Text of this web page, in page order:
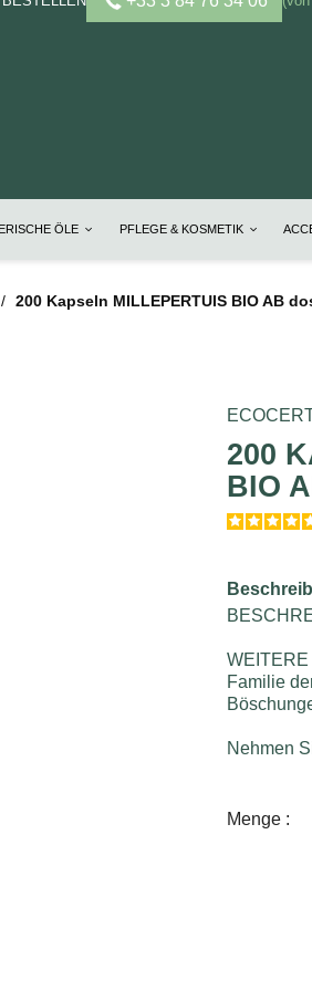
ÖLE PFLEGE & KOSMETIK
200 Kapseln MILLEPERTUIS BIO AB
200
BIO
Familie
Nehmen
Menge :